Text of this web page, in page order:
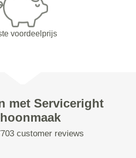
voordeelprijs
met Serviceright
customer reviews